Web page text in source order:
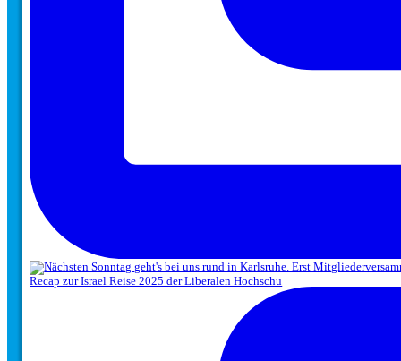
Recap zur Israel Reise 2025 der Liberalen Hochschu